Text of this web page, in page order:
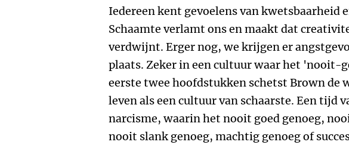
Iedereen kent gevoelens van kwetsbaarheid
Schaamte verlamt ons en maakt dat
verdwijnt. Erger nog, we krijgen er
plaats. Zeker in een cultuur waar het 'nooit-
eerste twee hoofdstukken schetst Brown de
leven als een cultuur van schaarste. Een tijd
narcisme, waarin het nooit goed genoeg,
nooit slank genoeg, machtig genoeg of